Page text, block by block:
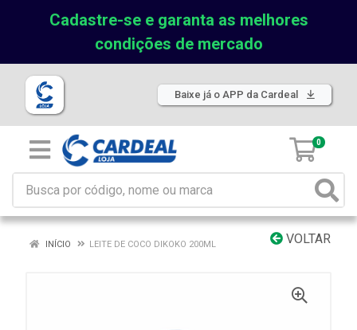
Cadastre-se e garanta as melhores
condições de mercado
Baixe já o APP da Cardeal
0
VOLTAR
INÍCIO LEITE DE COCO DIKOKO 200ML